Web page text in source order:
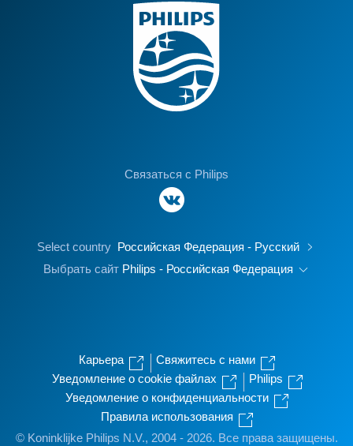
Связаться с Philips
Select country Российская Федерация - Русский
Выбрать сайт Philips - Российская Федерация
Карьера
Свяжитесь с нами
Уведомление о cookie файлах
Philips
Уведомление о конфиденциальности
Правила использования
© Koninklijke Philips N.V., 2004 - 2026. Все права защищены.